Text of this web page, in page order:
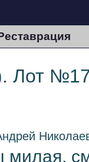
Лот
милая,